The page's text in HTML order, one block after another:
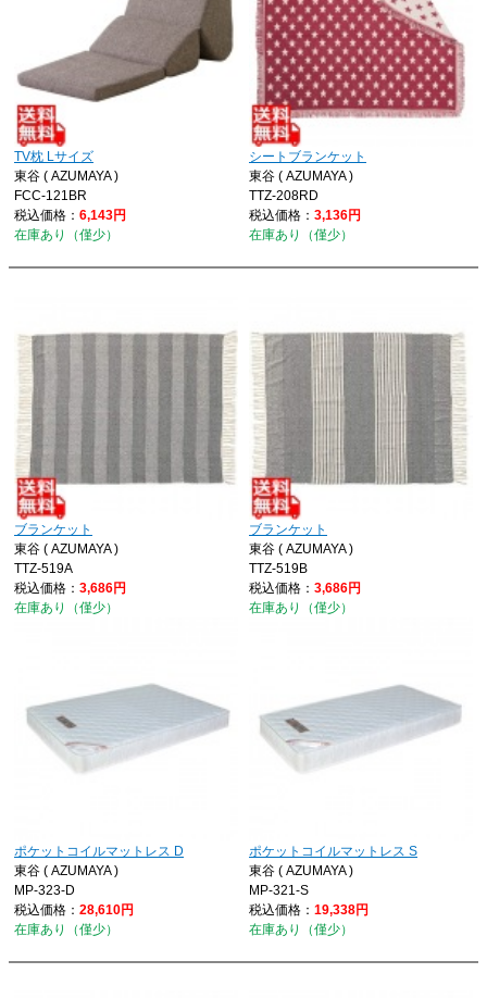
TV枕 Lサイズ
東谷 ( AZUMAYA )
FCC-121BR
税込価格： 6,143円
在庫あり（僅少）
シートブランケット
東谷 ( AZUMAYA )
TTZ-208RD
税込価格： 3,136円
在庫あり（僅少）
ブランケット
東谷 ( AZUMAYA )
TTZ-519A
税込価格： 3,686円
在庫あり（僅少）
ブランケット
東谷 ( AZUMAYA )
TTZ-519B
税込価格： 3,686円
在庫あり（僅少）
ポケットコイルマットレス D
東谷 ( AZUMAYA )
MP-323-D
税込価格： 28,610円
在庫あり（僅少）
ポケットコイルマットレス S
東谷 ( AZUMAYA )
MP-321-S
税込価格： 19,338円
在庫あり（僅少）